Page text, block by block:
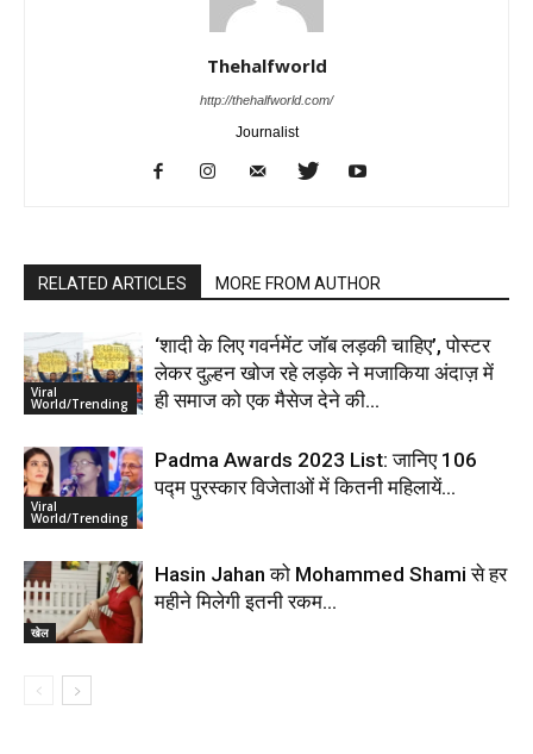
Thehalfworld
http://thehalfworld.com/
Journalist
RELATED ARTICLES MORE FROM AUTHOR
Viral
World/Trending
‘शादी के लिए गवर्नमेंट जॉब लड़की चाहिए’, पोस्टर
लेकर दुल्हन खोज रहे लड़के ने मजाकिया अंदाज़ में
ही समाज को एक मैसेज देने की...
Viral
World/Trending
Padma Awards 2023 List: जानिए 106
पद्म पुरस्कार विजेताओं में कितनी महिलायें…
खेल
Hasin Jahan को Mohammed Shami से हर
महीने मिलेगी इतनी रकम…